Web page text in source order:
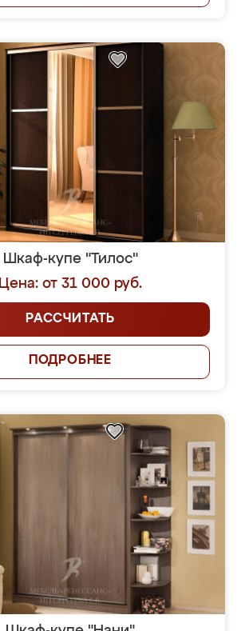
Шкаф-купе "Тилос"
Цена: от 31 000 руб.
РАССЧИТАТЬ
ПОДРОБНЕЕ